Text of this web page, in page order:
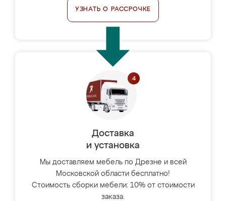
УЗНАТЬ О РАССРОЧКЕ
Доставка
и установка
Мы доставляем мебель по Дрезне и всей
Московской области бесплатно!
Стоимость сборки мебели: 10% от стоимости
заказа.